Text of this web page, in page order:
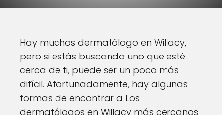
Hay muchos dermatólogo en Willacy,
pero si estás buscando uno que esté
cerca de ti, puede ser un poco más
difícil. Afortunadamente, hay algunas
formas de encontrar a Los
dermatólogos en Willacy más cercanos